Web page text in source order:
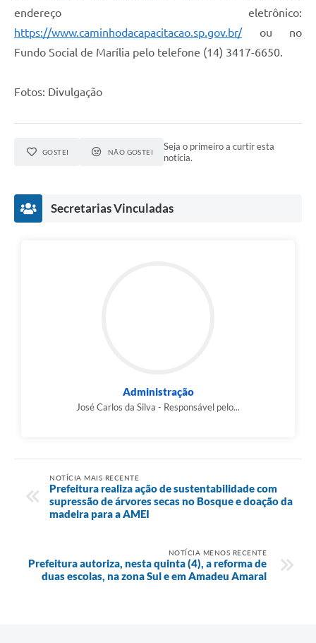
endereço eletrônico:
https://www.caminhodacapacitacao.sp.gov.br/ou no
Fundo Social de Marília pelo telefone (14) 3417-6650.
Fotos: Divulgação
GOSTEI NÃO GOSTEI
Seja o primeiro a curtir esta
notícia.
Secretarias Vinculadas
Administração
José Carlos da Silva - Responsável pelo...
NOTÍCIA MAIS RECENTE
Prefeitura realiza ação de sustentabilidade com
supressão de árvores secas no Bosque e doação da
madeira para a AMEI
NOTÍCIA MENOS RECENTE
Prefeitura autoriza, nesta quinta (4), a reforma de
duas escolas, na zona Sul e em Amadeu Amaral